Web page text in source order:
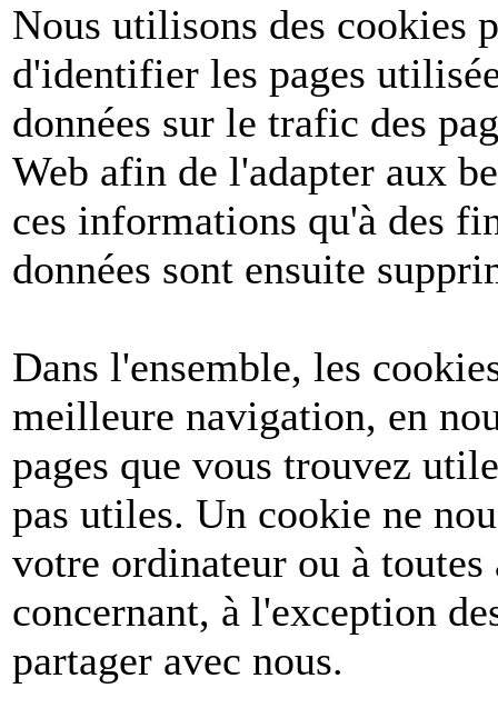
Nous utilisons des cookies
d'identifier les pages
données sur le trafic des
Web afin de l'adapter aux
ces informations qu'à des
données sont ensuite
Dans l'ensemble, les
meilleure navigation, en
pages que vous trouvez
pas utiles. Un cookie ne
votre ordinateur ou à
concernant, à l'exception
partager avec nous.